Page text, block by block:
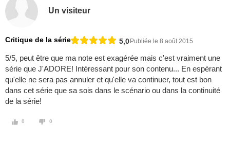
Un visiteur
Critique de la série 5,0Publiée le 8 août 2015
5/5, peut être que ma note est exagérée mais c'est vraiment une
série que J'ADORE! Intéressant pour son contenu... En espérant
qu'elle ne sera pas annuler et qu'elle va continuer, tout est bon
dans cet série que sa sois dans le scénario ou dans la continuité
de la série!
0 0